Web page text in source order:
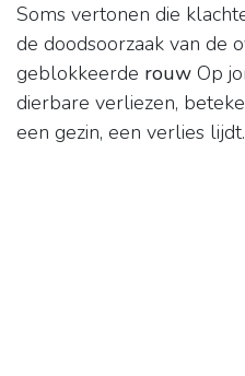
Soms vertonen die
de doodsoorzaak van de
geblokkeerde rouw Op
dierbare verliezen,
een gezin, een verlies lijdt.